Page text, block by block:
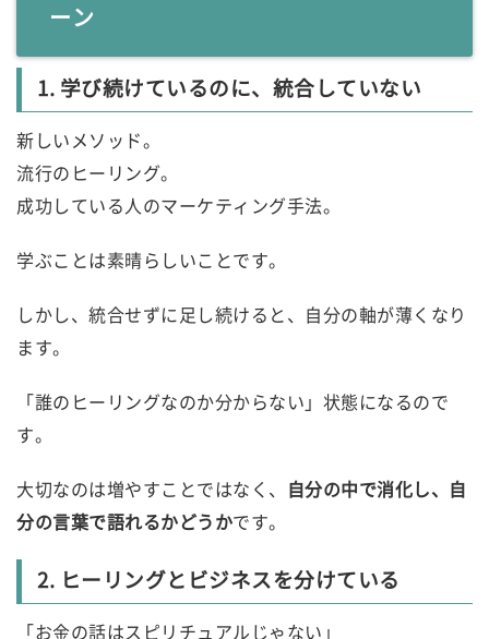
ーン
1. 学び続けているのに、統合していない
新しいメソッド。
流行のヒーリング。
成功している人のマーケティング手法。
学ぶことは素晴らしいことです。
しかし、統合せずに足し続けると、自分の軸が薄くなり
ます。
「誰のヒーリングなのか分からない」状態になるので
す。
大切なのは増やすことではなく、 自分の中で消化し、自
分の言葉で語れるかどうかです。
2. ヒーリングとビジネスを分けている
「お金の話はスピリチュアルじゃない」